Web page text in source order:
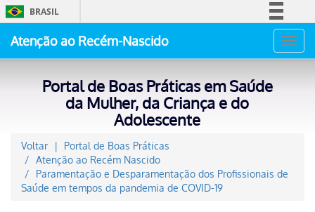
BRASIL
Acesso à informação
Atenção ao Recém-Nascido
Portal de Boas Práticas em Saúde
da Mulher, da Criança e do
Adolescente
Voltar
Portal de Boas Práticas
Atenção ao Recém Nascido
Paramentação e Desparamentação dos Profissionais de
Saúde em tempos da pandemia de COVID-19